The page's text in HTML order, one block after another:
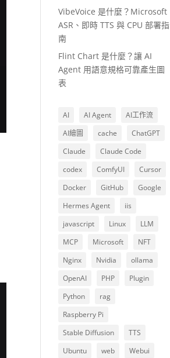
VibeVoice 是什麼？Microsoft
ASR、即時 TTS 與 CPU 部署指
南
Flint Chart 是什麼？讓 AI
Agent 用語意規格可靠產生圖
表
AI AI Agent
AI工作流
AI繪圖
cache
ChatGPT
Claude
Claude Code
codex
ComfyUI
Cursor
Docker
GitHub
Google
Hermes Agent
iis
javascript
Linux
LLM
MCP
Microsoft
NFT
Nginx
Nvidia
ollama
OpenAI
PHP
Plugin
Python
rag
Raspberry Pi
Stable Diffusion
TTS
Ubuntu
web
Webui